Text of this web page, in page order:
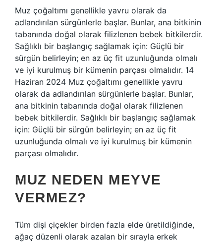
Muz çoğaltımı genellikle yavru olarak da
adlandırılan sürgünlerle başlar. Bunlar, ana bitkinin
tabanında doğal olarak filizlenen bebek bitkilerdir.
Sağlıklı bir başlangıç ​​sağlamak için: Güçlü bir
sürgün belirleyin; en az üç fit uzunluğunda olmalı
ve iyi kurulmuş bir kümenin parçası olmalıdır. 14
Haziran 2024 Muz çoğaltımı genellikle yavru
olarak da adlandırılan sürgünlerle başlar. Bunlar,
ana bitkinin tabanında doğal olarak filizlenen
bebek bitkilerdir. Sağlıklı bir başlangıç ​​sağlamak
için: Güçlü bir sürgün belirleyin; en az üç fit
uzunluğunda olmalı ve iyi kurulmuş bir kümenin
parçası olmalıdır.
MUZ NEDEN MEYVE
VERMEZ?
Tüm dişi çiçekler birden fazla elde üretildiğinde,
ağaç düzenli olarak azalan bir sırayla erkek